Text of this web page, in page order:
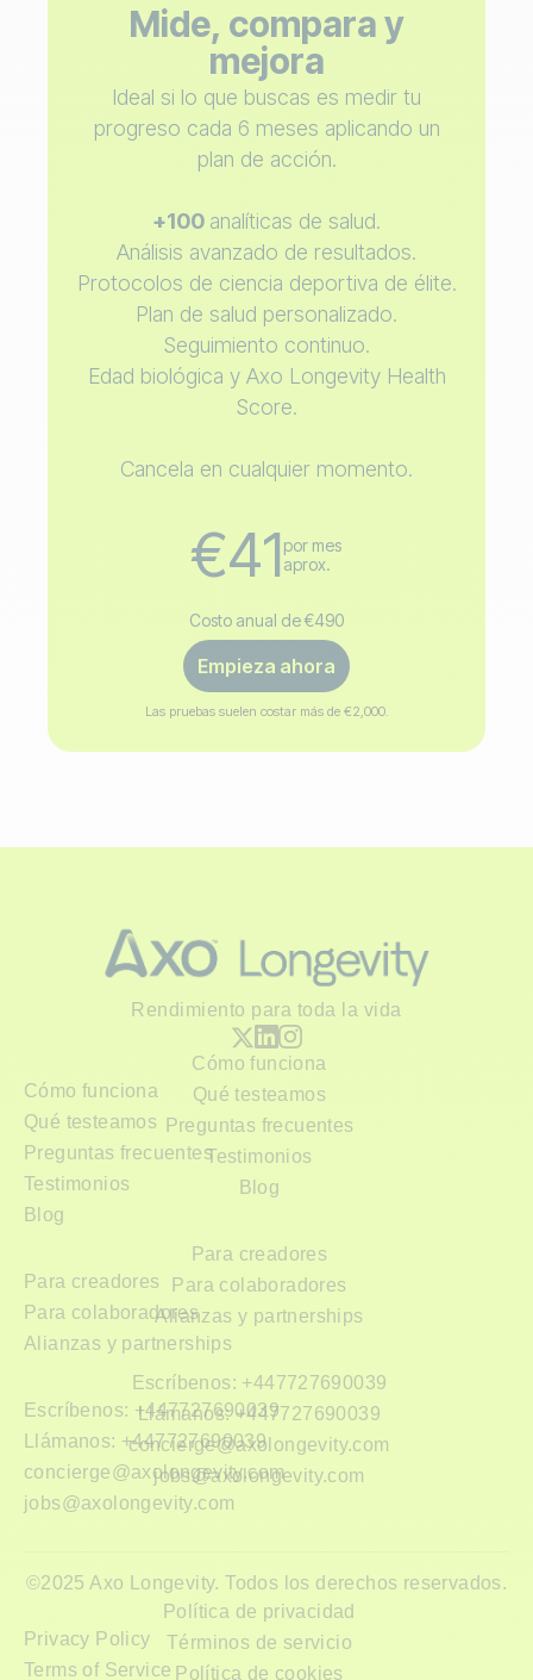
Mide, compara y
mejora
Ideal si lo que buscas es medir tu
progreso cada 6 meses aplicando un
plan de acción.
+100 analíticas de salud.
Análisis avanzado de resultados.
Protocolos de ciencia deportiva de élite.
Plan de salud personalizado.
Seguimiento continuo.
Edad biológica y Axo Longevity Health
Score.
Cancela en cualquier momento.
€41 por mes
aprox.
Costo anual de €490
Empieza ahora
Las pruebas suelen costar más de €2,000.
Rendimiento para toda la vida
Cómo funciona
Cómo funciona
Qué testeamos
Qué testeamos
Preguntas frecuentes
Preguntas frecuentesTestimonios
Testimonios
Blog
Blog
Para creadores
Para creadores
Para colaboradores
Para colaboradoresAlianzas y partnerships
Alianzas y partnerships
Escríbenos: +447727690039
Escríbenos: +447727690039
Llámanos: +447727690039
Llámanos: +447727690039
concierge@axolongevity.com
concierge@axolongevity.com
jobs@axolongevity.com
jobs@axolongevity.com
©2025 Axo Longevity. Todos los derechos reservados.
Política de privacidad
Privacy Policy
Términos de servicio
Terms of Service Política de cookies